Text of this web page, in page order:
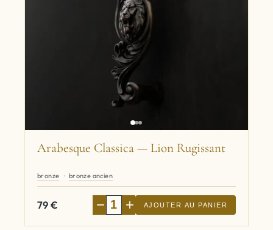
Arabesque Classica — Lion Rugissant
bronze bronze ancien
79€ − + AJOUTER AU PANIER